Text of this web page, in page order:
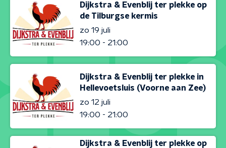
Dijkstra & Evenblij ter plekke op
de Tilburgse kermis
zo 19 juli
19:00 - 21:00
Dijkstra & Evenblij ter plekke in
Hellevoetsluis (Voorne aan Zee)
zo 12 juli
19:00 - 21:00
Dijkstra & Evenblij ter plekke op